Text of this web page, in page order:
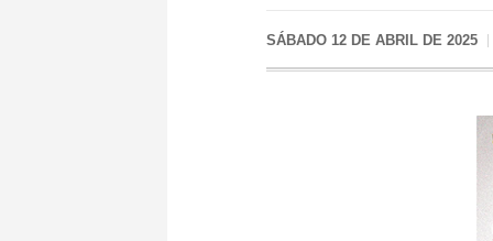
SÁBADO 12 DE ABRIL DE 2025